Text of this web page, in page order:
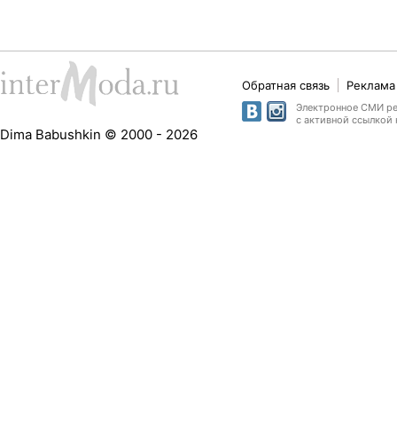
Dima Babushkin © 2000 - 2026
Обратная связь
Электронное СМИ
с активной ссылкой